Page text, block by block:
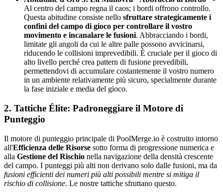
Al centro del campo regna il caos; i bordi offrono controllo.
Questa abitudine consiste nello sfruttare strategicamente i
confini del campo di gioco per controllare il vostro
movimento e incanalare le fusioni. Abbracciando i bordi,
limitate gli angoli da cui le altre palle possono avvicinarsi,
riducendo le collisioni imprevedibili. È cruciale per il gioco di
alto livello perché crea pattern di fusione prevedibili,
permettendovi di accumulare costantemente il vostro numero
in un ambiente relativamente più sicuro, specialmente durante
la fase iniziale e media del gioco.
2. Tattiche Élite: Padroneggiare il Motore di
Punteggio
Il motore di punteggio principale di PoolMerge.io è costruito intorno
all'Efficienza delle Risorse sotto forma di progressione numerica e
alla Gestione del Rischio nella navigazione della densità crescente
del campo. I punteggi più alti non derivano solo dalle fusioni, ma da
fusioni efficienti dei numeri più alti possibili mentre si mitiga il
rischio di collisione. Le nostre tattiche sfruttano questo.